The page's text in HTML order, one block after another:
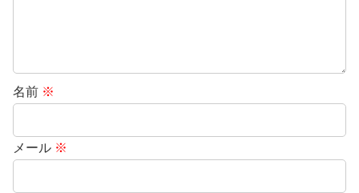
名前 ※
メール ※